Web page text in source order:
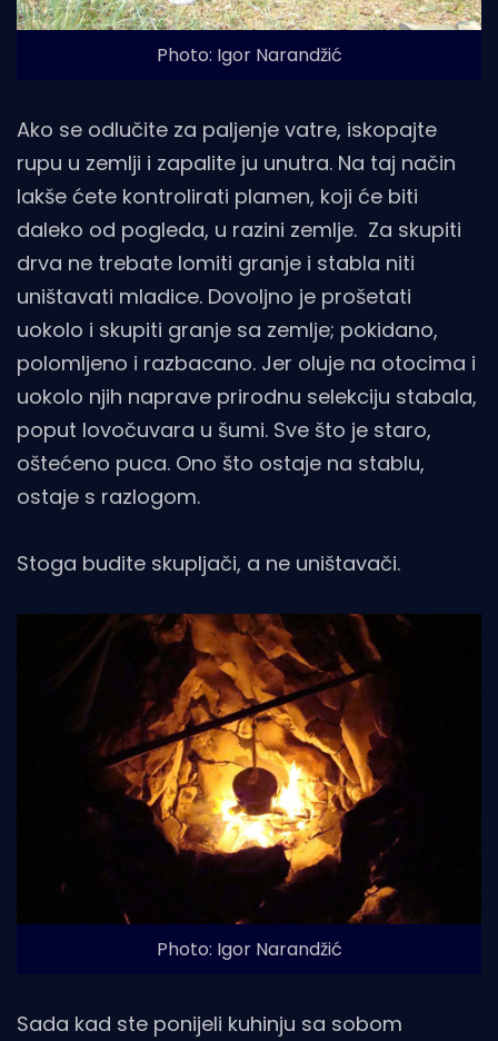
Photo: Igor Narandžić
Ako se odlučite za paljenje vatre, iskopajte
rupu u zemlji i zapalite ju unutra. Na taj način
lakše ćete kontrolirati plamen, koji će biti
daleko od pogleda, u razini zemlje. Za skupiti
drva ne trebate lomiti granje i stabla niti
uništavati mladice. Dovoljno je prošetati
uokolo i skupiti granje sa zemlje; pokidano,
polomljeno i razbacano. Jer oluje na otocima i
uokolo njih naprave prirodnu selekciju stabala,
poput lovočuvara u šumi. Sve što je staro,
oštećeno puca. Ono što ostaje na stablu,
ostaje s razlogom.
Stoga budite skupljači, a ne uništavači.
Photo: Igor Narandžić
Sada kad ste ponijeli kuhinju sa sobom